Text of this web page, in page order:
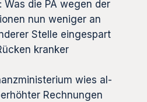
die PA wegen der
nun weniger an
Stelle eingespart
kranker
wies al-
Rechnungen